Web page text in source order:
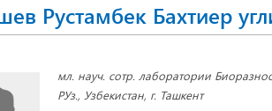
Рустамбек Бахтиер
мл. науч. сотр. лаборатории
РУз., Узбекистан, г. Ташкент